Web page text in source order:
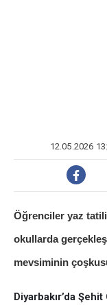
12.05.2026
Öğrenciler yaz
okullarda
mevsiminin
Diyarbakır’da